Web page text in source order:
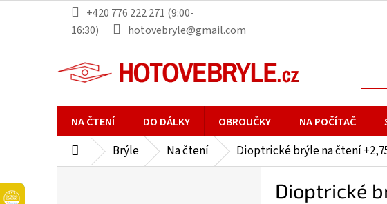
obsah
+420 776 222 271 (9:00-
16:30)
hotovebryle@gmail.com
NA ČTENÍ DO DÁLKY OBROUČKY NA POČÍTAČ
DomůBrýle Na čtení Dioptrické brýle na čtení
Dioptrické